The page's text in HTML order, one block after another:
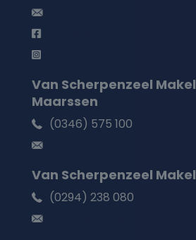
Van Scherpenzeel
Maarssen
(0346) 575 100
Van Scherpenzeel
(0294) 238 080